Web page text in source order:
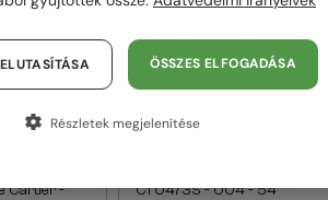
Cartier -
CT0473S - 004 - 54
ÖSSZES ELFOGADÁSA
Részletek megjelenítése